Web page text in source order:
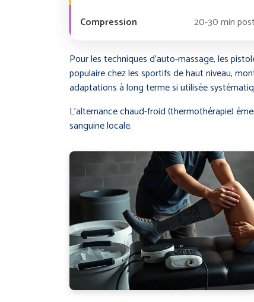
Compression 20-30 min
Pour les techniques d’auto-massage, les
populaire chez les sportifs de haut niveau,
adaptations à long terme si utilisée
L’alternance chaud-froid (thermothérapie)
sanguine locale.